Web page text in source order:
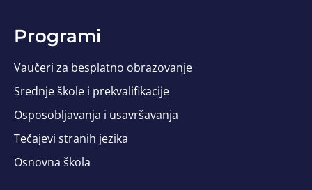
Programi
Vaučeri za besplatno obrazovanje
Srednje škole i prekvalifikacije
Osposobljavanja i usavršavanja
Tečajevi stranih jezika
Osnovna škola